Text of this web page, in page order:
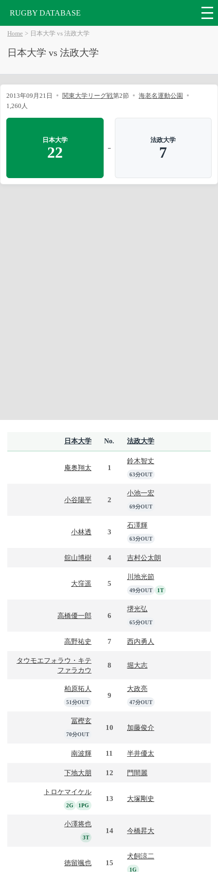
RUGBY DATABASE
Home 日本大学 vs 法政大学
日本大学 vs 法政大学
2013年09月21日 関東大学リーグ戦第2節
海老名運動公園
1,260人
日本大学
22 -
法政大学
7
日本大学 No. 法政大学
庵奥翔太 1
鈴木智丈
63分OUT
小谷陽平 2
小池一宏
69分OUT
小林透 3
石澤輝
63分OUT
舘山博樹 4 吉村公太朗
大窪遥 5
川地光節
49分OUT 1T
高橋優一郎 6
堺光弘
65分OUT
高野祐史 7 西内勇人
タウモエフォラウ・キテ
ファラカウ
8 堀大志
柏原拓人
51分OUT
9
大政亮
47分OUT
冨樫玄
70分OUT
10 加藤俊介
南波輝 11 半井優太
下地大朋 12 門間麗
トロケマイケル
2G 1PG
13 大塚剛史
小澤将也
3T
14 今橋昇大
徳留颯也 15
犬飼涼二
1G